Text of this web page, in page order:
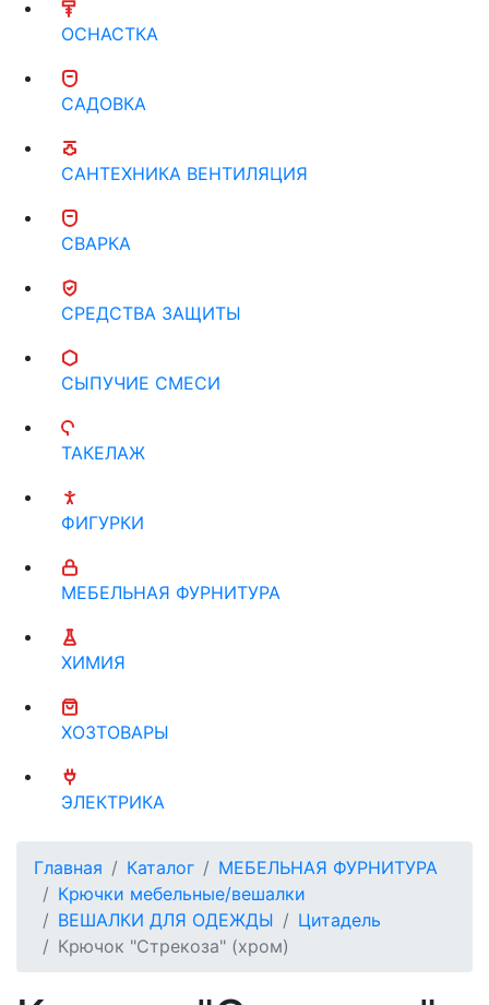
ОСНАСТКА
САДОВКА
САНТЕХНИКА ВЕНТИЛЯЦИЯ
СВАРКА
СРЕДСТВА ЗАЩИТЫ
СЫПУЧИЕ СМЕСИ
ТАКЕЛАЖ
ФИГУРКИ
МЕБЕЛЬНАЯ ФУРНИТУРА
ХИМИЯ
ХОЗТОВАРЫ
ЭЛЕКТРИКА
Главная Каталог
МЕБЕЛЬНАЯ ФУРНИТУРА
Крючки мебельные/вешалки
ВЕШАЛКИ ДЛЯ ОДЕЖДЫ
Цитадель
Крючок "Стрекоза" (хром)